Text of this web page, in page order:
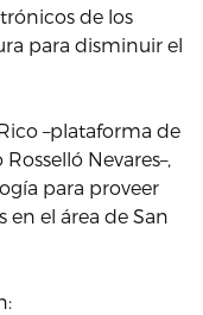
de los
para disminuir el
–plataforma de
Nevares–,
para proveer
en el área de San